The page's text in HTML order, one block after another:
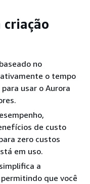
criação
no
o tempo
usar o Aurora
de custo
zero custos
em uso.
a
que você